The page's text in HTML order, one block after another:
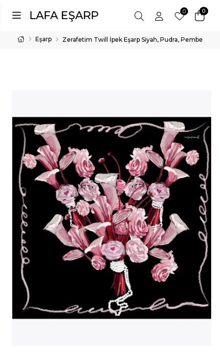
LAFA EŞARP 0
0
Eşarp Zerafetim Twill İpek Eşarp Siyah, Pudra, Pembe